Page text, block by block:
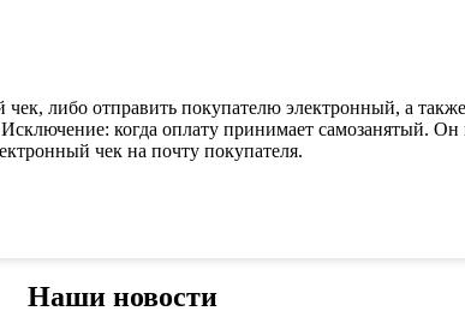
либо отправить покупателю электронный, а
когда оплату принимает самозанятый. Он
чек на почту покупателя.
Наши новости